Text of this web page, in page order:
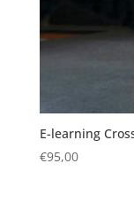
E-learning
€95,00